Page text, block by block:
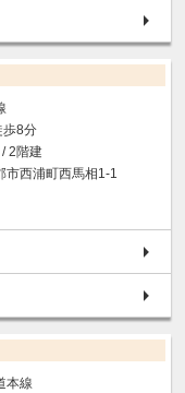
歩8分
2階建
市西浦町西馬相1-1
本線